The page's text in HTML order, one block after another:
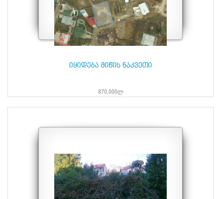
იყიდება მიწის ნაკვეთი
870,000ლ